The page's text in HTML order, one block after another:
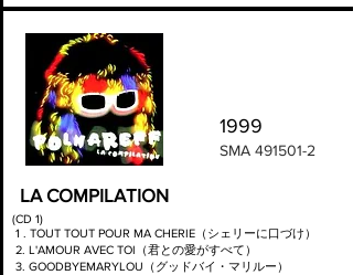
1999
SMA 491501-2
LA COMPILATION
(CD 1)
1 . TOUT TOUT POUR MA CHERIE（シェリーに口づけ）
2. L'AMOUR AVEC TOI（君との愛がすべて）
3. GOODBYEMARYLOU（グッドバイ・マリルー）